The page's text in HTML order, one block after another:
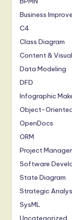
Business
C4
Class Diagram
Content & Visual
Data Modeling
DFD
Infographic
Object-
OpenDocs
ORM
Project
Software
State Diagram
Strategic
SysML
Uncategorized